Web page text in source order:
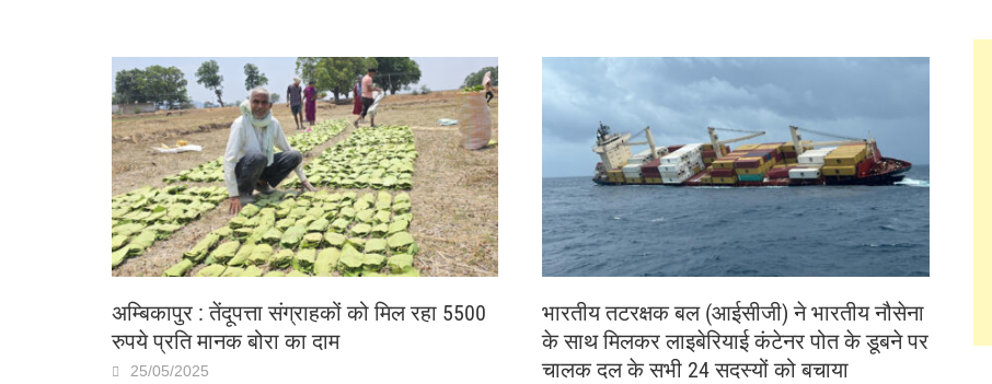
अम्बिकापुर : तेंदूपत्ता संग्राहकों को मिल रहा 5500
रुपये प्रति मानक बोरा का दाम
25/05/2025
भारतीय तटरक्षक बल (आईसीजी) ने भारतीय नौसेना
के साथ मिलकर लाइबेरियाई कंटेनर पोत के डूबने पर
चालक दल के सभी 24 सदस्यों को बचाया